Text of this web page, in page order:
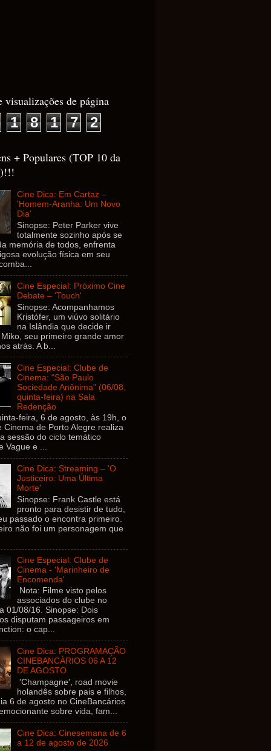
visualizações de página
1 8 1 7 2
+ Populares (TOP 10 da
Cine Dica: Em Cartaz –
'Homem-Aranha: Um Novo
Dia'
Sinopse: Peter Parker vive
totalmente sozinho após se
memória de todos, enfrenta
evolução física em seu
Cine Especial: Próximo Cine
Debate – 'Touch'
Sinopse: Acompanhamos
Kristófer, um viúvo solitário
na Islândia que decide ir
seu primeiro grande amor
atrás. A b...
Cine Especial: Clube de
Cinema: "São Paulo
Sociedade Anônima" (06/08,
quinta-feira) na Sala
Redenção
feira, 6 de agosto, às 19h, o
Cinema de Porto Alegre realiza
sessão do ciclo temático
Vague e ...
Cine Dica: Streaming – 'O
Justiceiro: Uma Última
Morte'
Sinopse: Frank Castle está
pronto para desistir de tudo,
passado o encontra primeiro.
não foi um personagem que
Cine Especial: Clube de
Cinema - 'Marinheiro de
Encomenda'
Nota: Filme visto pelos
associados do clube no
01/08/16. Sinopse: Dois
disputam passageiros em
o cap...
Cine Dica: PROGRAMAÇÃO
CINEBANCÁRIOS 06 A 12
DE AGOSTO
'Champagne', road movie
holandês sobre pais e filhos,
6 de agosto no CineBancários
sobre vida, fam...
Cine Dica: Cinesemana de 6
a 12 de agosto de 2026